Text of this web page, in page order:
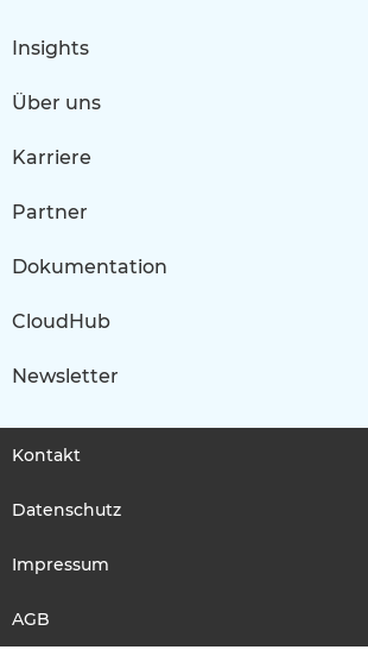
Insights
Über uns
Karriere
Partner
Dokumentation
CloudHub
Newsletter
Kontakt
Datenschutz
Impressum
AGB